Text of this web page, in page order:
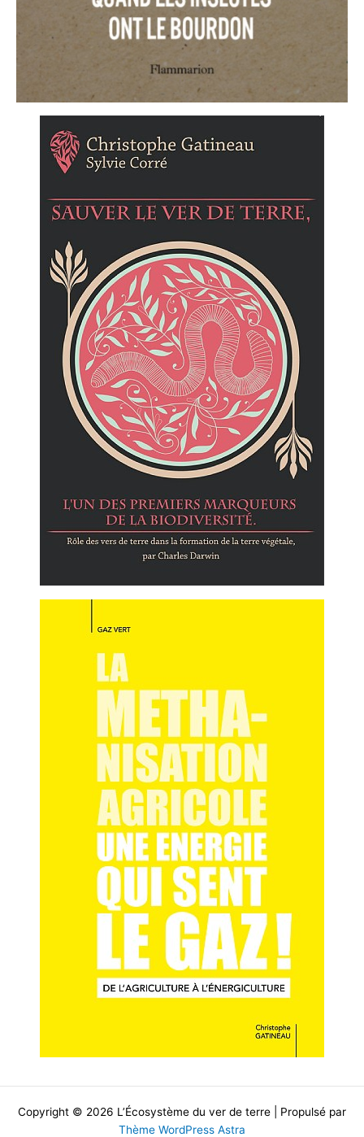
Copyright © 2026 L’Écosystème du ver de terre | Propulsé par
Thème WordPress Astra